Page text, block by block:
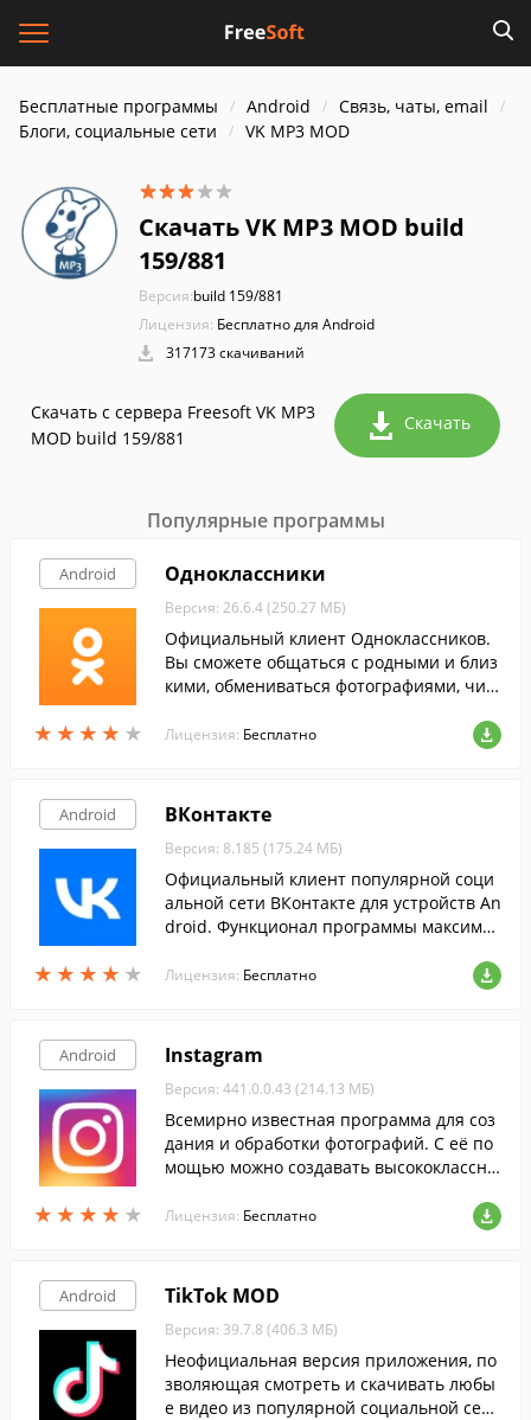
Бесплатные программы Android
Связь, чаты, email
Блоги, социальные сети
VK MP3 MOD
Скачать VK MP3 MOD build
159/881
Версия:build 159/881
Лицензия: Бесплатно для Android
317173 скачиваний
Скачать с сервера Freesoft VK MP3
MOD build 159/881
Скачать
Популярные программы
Android
★ ★ ★ ★ ★
★ ★ ★ ★ ★
Одноклассники
Версия: 26.6.4 (250.27 МБ)
Официальный клиент Одноклассников.
Вы сможете общаться с родными и близ
кими, обмениваться фотографиями, чит
ществлять бесплатные звонки через ин
Лицензия: Бесплатно
Android
★ ★ ★ ★ ★
★ ★ ★ ★ ★
ВКонтакте
Версия: 8.185 (175.24 МБ)
Официальный клиент популярной соци
альной сети ВКонтакте для устройств An
droid. Функционал программы максимал
Лицензия: Бесплатно
Android
★ ★ ★ ★ ★
★ ★ ★ ★ ★
Instagram
Версия: 441.0.0.43 (214.13 МБ)
Всемирно известная программа для соз
дания и обработки фотографий. С её по
мощью можно создавать высококлассны
е количество бесплатных фильтров и эф
Лицензия: Бесплатно
Android TikTok MOD
Версия: 39.7.8 (406.3 МБ)
Неофициальная версия приложения, по
зволяющая смотреть и скачивать любы
е видео из популярной социальной сет